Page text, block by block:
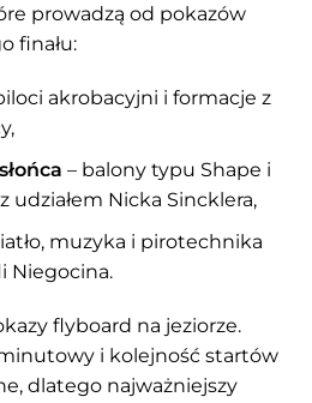
prowadzą od pokazów
finału:
akrobacyjni i formacje z
– balony typu Shape i
udziałem Nicka Sincklera,
muzyka i pirotechnika
Niegocina.
flyboard na jeziorze.
i kolejność startów
dlatego najważniejszy